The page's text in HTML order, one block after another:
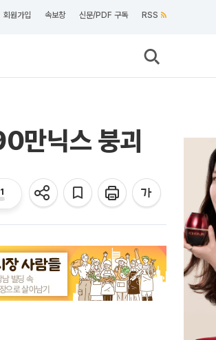
회원가입 속보창 신문/PDF 구독 RSS
만닉스 붕괴